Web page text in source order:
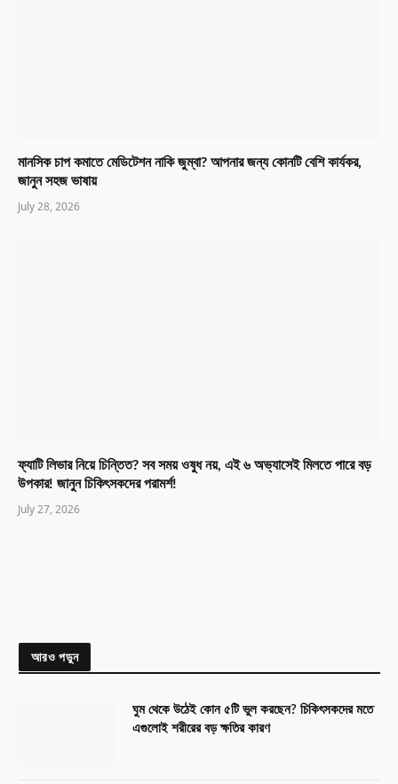
মানসিক চাপ কমাতে মেডিটেশন নাকি জুম্বা? আপনার জন্য কোনটি বেশি কার্যকর,
জানুন সহজ ভাষায়
July 28, 2026
ফ্যাটি লিভার নিয়ে চিন্তিত? সব সময় ওষুধ নয়, এই ৬ অভ্যাসেই মিলতে পারে বড়
উপকার! জানুন চিকিৎসকদের পরামর্শ!
July 27, 2026
আরও পড়ুন
ঘুম থেকে উঠেই কোন ৫টি ভুল করছেন? চিকিৎসকদের মতে
এগুলোই শরীরের বড় ক্ষতির কারণ